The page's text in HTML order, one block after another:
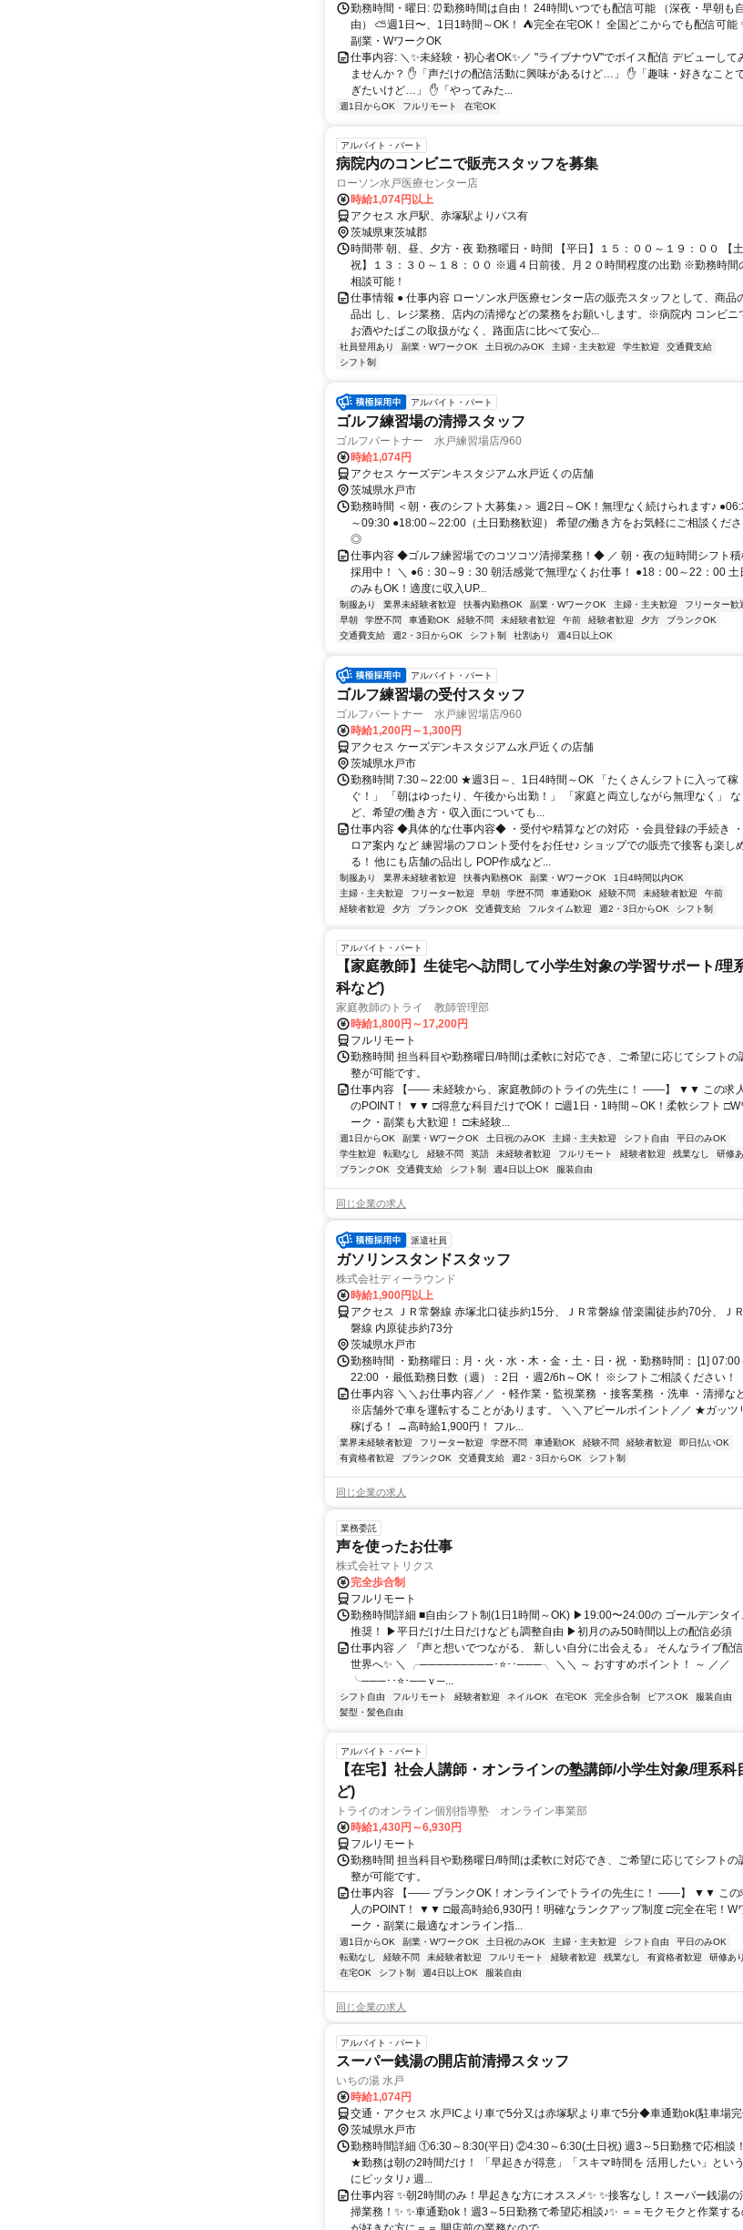
勤務時間・曜日: ⏰勤務時間は自由！ 24時間いつでも配信可能 （深夜・早朝も自
由） ⛅週1日〜、1日1時間～OK！ ⛺完全在宅OK！ 全国どこからでも配信可能
副業・WワークOK
仕事内容: ＼✨未経験・初心者OK✨／ "ライブナウV"でボイス配信 デビューして
ませんか？ ✋「声だけの配信活動に興味があるけど…」 ✋「趣味・好きなこと
ぎたいけど…」 ✋「やってみた...
週1日からOK フルリモート 在宅OK
アルバイト・パート
病院内のコンビニで販売スタッフを募集
ローソン水戸医療センター店
時給1,074円以上
アクセス 水戸駅、赤塚駅よりバス有
茨城県東茨城郡
時間帯 朝、昼、夕方・夜 勤務曜日・時間 【平日】１５：００～１９：００ 【
祝】１３：３０～１８：００ ※週４日前後、月２０時間程度の出勤 ※勤務時間
相談可能！
仕事情報 ● 仕事内容 ローソン水戸医療センター店の販売スタッフとして、商品
品出 し、レジ業務、店内の清掃などの業務をお願いします。※病院内 コンビニ
お酒やたばこの取扱がなく、路面店に比べて安心...
社員登用あり 副業・WワークOK 土日祝のみOK 主婦・主夫歓迎 学生歓迎
交通費支給
シフト制
アルバイト・パート
ゴルフ練習場の清掃スタッフ
ゴルフパートナー 水戸練習場店/960
時給1,074円
アクセス ケーズデンキスタジアム水戸近くの店舗
茨城県水戸市
勤務時間 ＜朝・夜のシフト大募集♪＞ 週2日～OK！無理なく続けられます♪
～09:30 ●18:00～22:00（土日勤務歓迎） 希望の働き方をお気軽にご相談くだ
◎
仕事内容 ◆ゴルフ練習場でのコツコツ清掃業務！◆ ／ 朝・夜の短時間シフト積
採用中！ ＼ ●6：30～9：30 朝活感覚で無理なくお仕事！ ●18：00～22：00 土
のみもOK！適度に収入UP...
制服あり 業界未経験者歓迎 扶養内勤務OK 副業・WワークOK 主婦・主夫歓迎
フリーター歓
早朝
学歴不問 車通勤OK 経験不問 未経験者歓迎 午前 経験者歓迎 夕方
ブランクOK
交通費支給
週2・3日からOK シフト制 社割あり 週4日以上OK
アルバイト・パート
ゴルフ練習場の受付スタッフ
ゴルフパートナー 水戸練習場店/960
時給1,200円～1,300円
アクセス ケーズデンキスタジアム水戸近くの店舗
茨城県水戸市
勤務時間 7:30～22:00 ★週3日～、1日4時間～OK 「たくさんシフトに入って稼
ぐ！」 「朝はゆったり、午後から出勤！」 「家庭と両立しながら無理なく」 な
ど、希望の働き方・収入面についても...
仕事内容 ◆具体的な仕事内容◆ ・受付や精算などの対応 ・会員登録の手続き
ロア案内 など 練習場のフロント受付をお任せ♪ ショップでの販売で接客も楽し
る！ 他にも店舗の品出し POP作成など...
制服あり 業界未経験者歓迎 扶養内勤務OK 副業・WワークOK
1日4時間以内OK
主婦・主夫歓迎
フリーター歓迎 早朝 学歴不問 車通勤OK 経験不問 未経験者歓迎
午前
経験者歓迎
夕方 ブランクOK 交通費支給 フルタイム歓迎 週2・3日からOK シフト制
アルバイト・パート
【家庭教師】生徒宅へ訪問して小学生対象の学習サポート/理
科など)
家庭教師のトライ 教師管理部
時給1,800円～17,200円
フルリモート
勤務時間 担当科目や勤務曜日/時間は柔軟に対応でき、ご希望に応じてシフトの
整が可能です。
仕事内容 【―― 未経験から、家庭教師のトライの先生に！ ――】 ▼▼ この求
のPOINT！ ▼▼ □得意な科目だけでOK！ □週1日・1時間～OK！柔軟シフト □W
ーク・副業も大歓迎！ □未経験...
週1日からOK 副業・WワークOK 土日祝のみOK 主婦・主夫歓迎 シフト自由
平日のみOK
学生歓迎
転勤なし 経験不問 英語 未経験者歓迎 フルリモート 経験者歓迎 残業なし
研修
ブランクOK
交通費支給 シフト制 週4日以上OK 服装自由
同じ企業の求人
派遣社員
ガソリンスタンドスタッフ
株式会社ディーラウンド
時給1,900円以上
アクセス ＪＲ常磐線 赤塚北口徒歩約15分、ＪＲ常磐線 偕楽園徒歩約70分、Ｊ
磐線 内原徒歩約73分
茨城県水戸市
勤務時間 ・勤務曜日：月・火・水・木・金・土・日・祝 ・勤務時間： [1] 07:00
22:00 ・最低勤務日数（週）：2日 ・週2/6h～OK！ ※シフトご相談ください！
仕事内容 ＼＼お仕事内容／／ ・軽作業・監視業務 ・接客業務 ・洗車 ・清掃な
※店舗外で車を運転することがあります。 ＼＼アピールポイント／／ ★ガッツ
稼げる！ →高時給1,900円！ フル...
業界未経験者歓迎 フリーター歓迎 学歴不問 車通勤OK 経験不問 経験者歓迎
即日払いOK
有資格者歓迎
ブランクOK 交通費支給 週2・3日からOK シフト制
同じ企業の求人
業務委託
声を使ったお仕事
株式会社マトリクス
完全歩合制
フルリモート
勤務時間詳細 ■自由シフト制(1日1時間～OK) ▶19:00〜24:00の ゴールデンタイ
推奨！ ▶平日だけ/土日だけなども調整自由 ▶初月のみ50時間以上の配信必須
仕事内容 ／ 『声と想いでつながる、 新しい自分に出会える』 そんなライブ配
世界へ✨ ＼ ╭─────────･⭐･･───╮ ＼＼ ～ おすすめポイント！ ～ ／／
╰───･･⭐･──ｖ─...
シフト自由 フルリモート 経験者歓迎 ネイルOK 在宅OK 完全歩合制 ピアスOK
服装自由
髪型・髪色自由
アルバイト・パート
【在宅】社会人講師・オンラインの塾講師/小学生対象/理系
ど)
トライのオンライン個別指導塾 オンライン事業部
時給1,430円～6,930円
フルリモート
勤務時間 担当科目や勤務曜日/時間は柔軟に対応でき、ご希望に応じてシフトの
整が可能です。
仕事内容 【―― ブランクOK！オンラインでトライの先生に！ ――】 ▼▼ この
人のPOINT！ ▼▼ □最高時給6,930円！明確なランクアップ制度 □完全在宅！W
ーク・副業に最適なオンライン指...
週1日からOK 副業・WワークOK 土日祝のみOK 主婦・主夫歓迎 シフト自由
平日のみOK
転勤なし
経験不問 未経験者歓迎 フルリモート 経験者歓迎 残業なし 有資格者歓迎
研修あり
在宅OK
シフト制 週4日以上OK 服装自由
同じ企業の求人
アルバイト・パート
スーパー銭湯の開店前清掃スタッフ
いちの湯 水戸
時給1,074円
交通・アクセス 水戸ICより車で5分又は赤塚駅より車で5分◆車通勤ok(駐車場
茨城県水戸市
勤務時間詳細 ①6:30～8:30(平日) ②4:30～6:30(土日祝) 週3～5日勤務で応相談！
★勤務は朝の2時間だけ！ 「早起きが得意」「スキマ時間を 活用したい」とい
にピッタリ♪ 週...
仕事内容 ✨朝2時間のみ！早起きな方にオススメ✨ ✨接客なし！スーパー銭湯の
掃業務！✨ ✨車通勤ok！週3～5日勤務で希望応相談♪✨ ＝＝モクモクと作業す